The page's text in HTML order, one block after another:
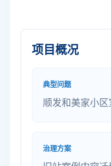
项目概况
典型问题
顺发和美家小
治理方案